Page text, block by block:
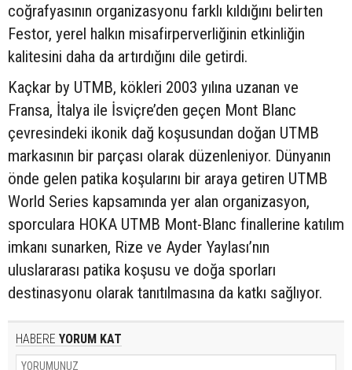
coğrafyasının organizasyonu farklı kıldığını belirten
Festor, yerel halkın misafirperverliğinin etkinliğin
kalitesini daha da artırdığını dile getirdi.
Kaçkar by UTMB, kökleri 2003 yılına uzanan ve
Fransa, İtalya ile İsviçre’den geçen Mont Blanc
çevresindeki ikonik dağ koşusundan doğan UTMB
markasının bir parçası olarak düzenleniyor. Dünyanın
önde gelen patika koşularını bir araya getiren UTMB
World Series kapsamında yer alan organizasyon,
sporculara HOKA UTMB Mont-Blanc finallerine katılım
imkanı sunarken, Rize ve Ayder Yaylası’nın
uluslararası patika koşusu ve doğa sporları
destinasyonu olarak tanıtılmasına da katkı sağlıyor.
HABERE YORUM KAT